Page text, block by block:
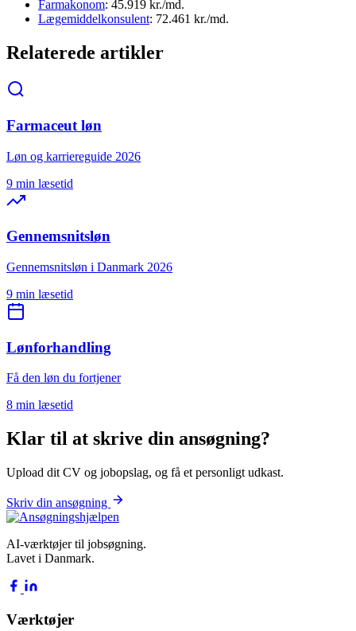
Farmakonom: 45.919 kr./md.
Lægemiddelkonsulent: 72.461 kr./md.
Relaterede artikler
Farmaceut løn
Løn og karriereguide 2026
9 min læsetid
Gennemsnitsløn
Gennemsnitsløn i Danmark 2026
9 min læsetid
Lønforhandling
Få den løn du fortjener
8 min læsetid
Klar til at skrive din ansøgning?
Upload dit CV og jobopslag, og få et personligt udkast.
Skriv din ansøgning
AI-værktøjer til jobsøgning.
Lavet i Danmark.
Værktøjer